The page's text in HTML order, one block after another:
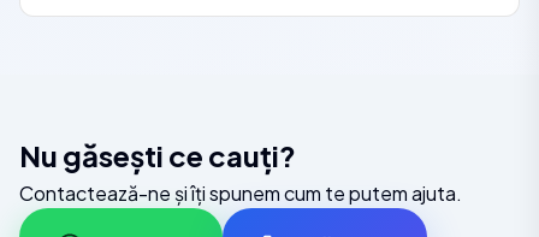
Nu găsești ce cauți?
Contactează-ne și îți spunem cum te putem ajuta.